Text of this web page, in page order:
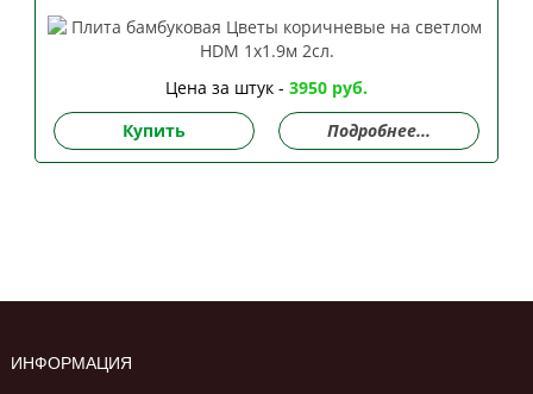
Цена за штук - 3950 руб.
Купить
Подробнее...
ИНФОРМАЦИЯ